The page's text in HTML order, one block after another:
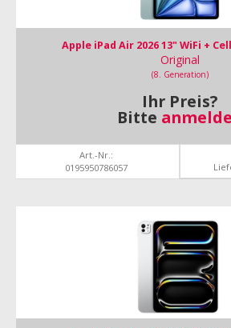
Apple iPad Air 2026 13" WiFi +
Original
(8. Generation)
Ihr Preis?
Bitte
Art.-Nr.:
0195950786057